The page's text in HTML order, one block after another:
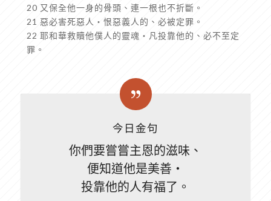
20 又保全他一身的骨頭、連一根也不折斷。
21 惡必害死惡人‧恨惡義人的、必被定罪。
22 耶和華救贖他僕人的靈魂‧凡投靠他的、必不至定
罪。
今日金句
你們要嘗嘗主恩的滋味、
便知道他是美善‧
投靠他的人有福了。